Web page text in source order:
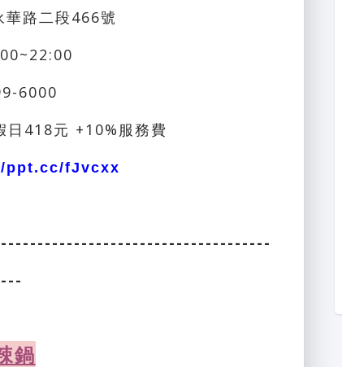
華路二段466號
6000
日418元 +10%服務費
ppt.cc/fJvcxx
鍋